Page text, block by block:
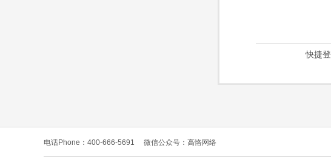
快捷
电话Phone：400-666-5691 微信公众号：高恪网络